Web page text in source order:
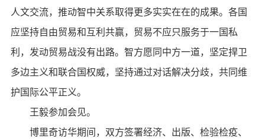
人文交流，推动智中关系取得更多实实在在的成果。各国
应坚持自由贸易和互利共赢，贸易不应只服务于一国私
利，发动贸易战没有出路。智方愿同中方一道，坚定捍卫
多边主义和联合国权威，坚持通过对话解决分歧，共同维
护国际公平正义。
王毅参加会见。
博里奇访华期间，双方签署经济、出版、检验检疫、